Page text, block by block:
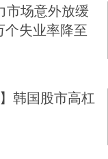
市场意外放缓
个失业率降至
韩国股市高杠